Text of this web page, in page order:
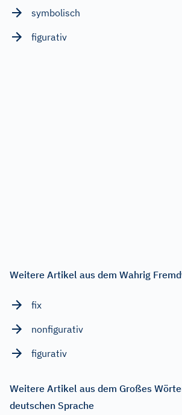
symbolisch
figurativ
Weitere Artikel aus dem Wahrig
fix
nonfigurativ
figurativ
Weitere Artikel aus dem Großes
deutschen Sprache